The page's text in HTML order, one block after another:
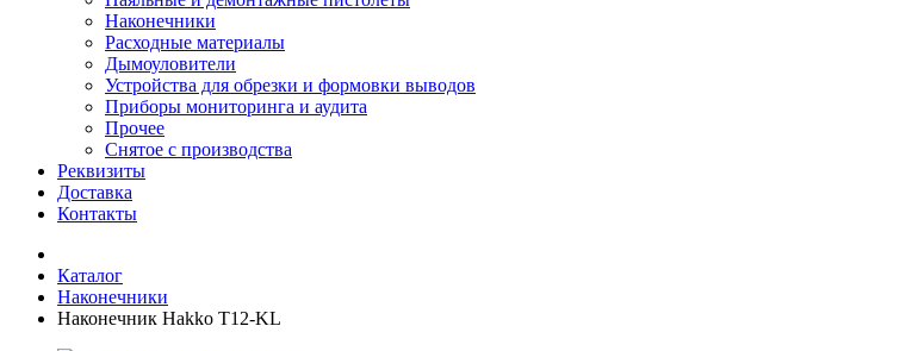
Наконечники
Расходные материалы
Дымоуловители
Устройства для обрезки и формовки выводов
Приборы мониторинга и аудита
Прочее
Снятое с производства
Реквизиты
Доставка
Контакты
Каталог
Наконечники
Наконечник Hakko T12-KL